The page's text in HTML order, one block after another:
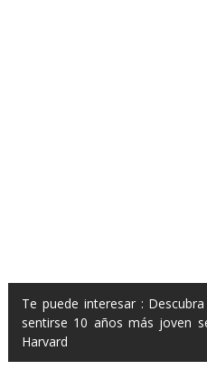
Te puede interesar :
sentirse 10 años más joven
Harvard